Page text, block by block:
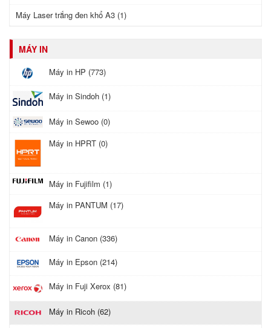
Máy Laser trắng đen khổ A3 (1)
MÁY IN
Máy in HP (773)
Máy in Sindoh (1)
Máy in Sewoo (0)
Máy in HPRT (0)
Máy in Fujifilm (1)
Máy in PANTUM (17)
Máy in Canon (336)
Máy in Epson (214)
Máy in Fuji Xerox (81)
Máy in Ricoh (62)